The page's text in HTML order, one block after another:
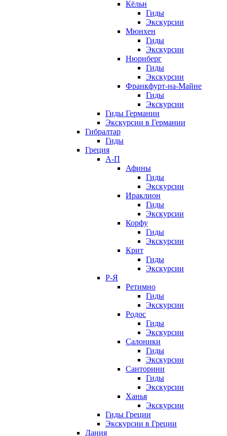
Кёльн
Гиды
Экскурсии
Мюнхен
Гиды
Экскурсии
Нюрнберг
Гиды
Экскурсии
Франкфурт-на-Майне
Гиды
Экскурсии
Гиды Германии
Экскурсии в Германии
Гибралтар
Гиды
Греция
А-П
Афины
Гиды
Экскурсии
Ираклион
Гиды
Экскурсии
Корфу
Гиды
Экскурсии
Крит
Гиды
Экскурсии
Р-Я
Ретимно
Гиды
Экскурсии
Родос
Гиды
Экскурсии
Салоники
Гиды
Экскурсии
Санторини
Гиды
Экскурсии
Ханья
Экскурсии
Гиды Греции
Экскурсии в Греции
Дания